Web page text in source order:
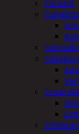
Paristot
Tv-
Viihde-